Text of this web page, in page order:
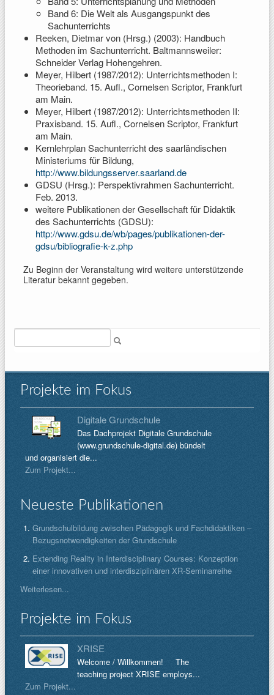
Band 6: Die Welt als Ausgangspunkt des
Sachunterrichts
Reeken, Dietmar von (Hrsg.) (2003): Handbuch
Methoden im Sachunterricht. Baltmannsweiler:
Schneider Verlag Hohengehren.
Meyer, Hilbert (1987/2012): Unterrichtsmethoden I:
Theorieband. 15. Aufl., Cornelsen Scriptor, Frankfurt
am Main.
Meyer, Hilbert (1987/2012): Unterrichtsmethoden II:
Praxisband. 15. Aufl., Cornelsen Scriptor, Frankfurt
am Main.
Kernlehrplan Sachunterricht des saarländischen
Ministeriums für Bildung,
http://www.bildungsserver.saarland.de
GDSU (Hrsg.): Perspektivrahmen Sachunterricht.
Feb. 2013.
weitere Publikationen der Gesellschaft für Didaktik
des Sachunterrichts (GDSU):
http://www.gdsu.de/wb/pages/publikationen-der-
gdsu/bibliografie-k-z.php
Zu Beginn der Veranstaltung wird weitere unterstützende
Literatur bekannt gegeben.
Projekte im Fokus
Digitale Grundschule
Das Dachprojekt Digitale Grundschule
(www.grundschule-digital.de) bündelt
und organisiert die...
Zum Projekt...
Neueste Publikationen
Grundschulbildung zwischen Pädagogik und Fachdidaktiken –
Bezugsnotwendigkeiten der Grundschule
Extending Reality in Interdisciplinary Courses: Konzeption
einer innovativen und interdisziplinären XR-Seminarreihe
Weiterlesen...
Projekte im Fokus
XRISE
Welcome / Willkommen! The
teaching project XRISE employs...
Zum Projekt...